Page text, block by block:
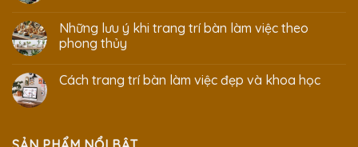
Những lưu ý khi trang trí bàn làm việc theo
phong thủy
Cách trang trí bàn làm việc đẹp và khoa học